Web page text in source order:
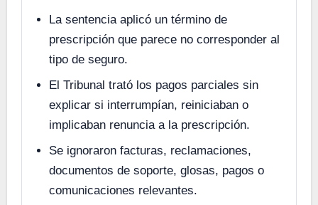
La sentencia aplicó un término de
prescripción que parece no corresponder al
tipo de seguro.
El Tribunal trató los pagos parciales sin
explicar si interrumpían, reiniciaban o
implicaban renuncia a la prescripción.
Se ignoraron facturas, reclamaciones,
documentos de soporte, glosas, pagos o
comunicaciones relevantes.